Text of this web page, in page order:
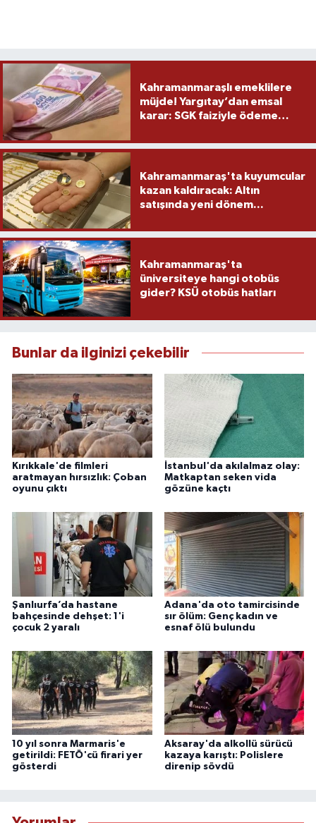
Kahramanmaraşlı emeklilere
müjde! Yargıtay’dan emsal
karar: SGK faiziyle ödeme
Kahramanmaraş'ta kuyumcular
kazan kaldıracak: Altın
satışında yeni dönem...
Kahramanmaraş'ta
üniversiteye hangi otobüs
gider? KSÜ otobüs hatları
Bunlar da ilginizi çekebilir
Kırıkkale'de filmleri
aratmayan hırsızlık: Çoban
oyunu çıktı
İstanbul'da akılalmaz olay:
Matkaptan seken vida
gözüne kaçtı
Şanlıurfa’da hastane
bahçesinde dehşet: 1'i
çocuk 2 yaralı
Adana'da oto tamircisinde
sır ölüm: Genç kadın ve
esnaf ölü bulundu
10 yıl sonra Marmaris'e
getirildi: FETÖ'cü firari yer
gösterdi
Aksaray'da alkollü sürücü
kazaya karıştı: Polislere
direnip sövdü